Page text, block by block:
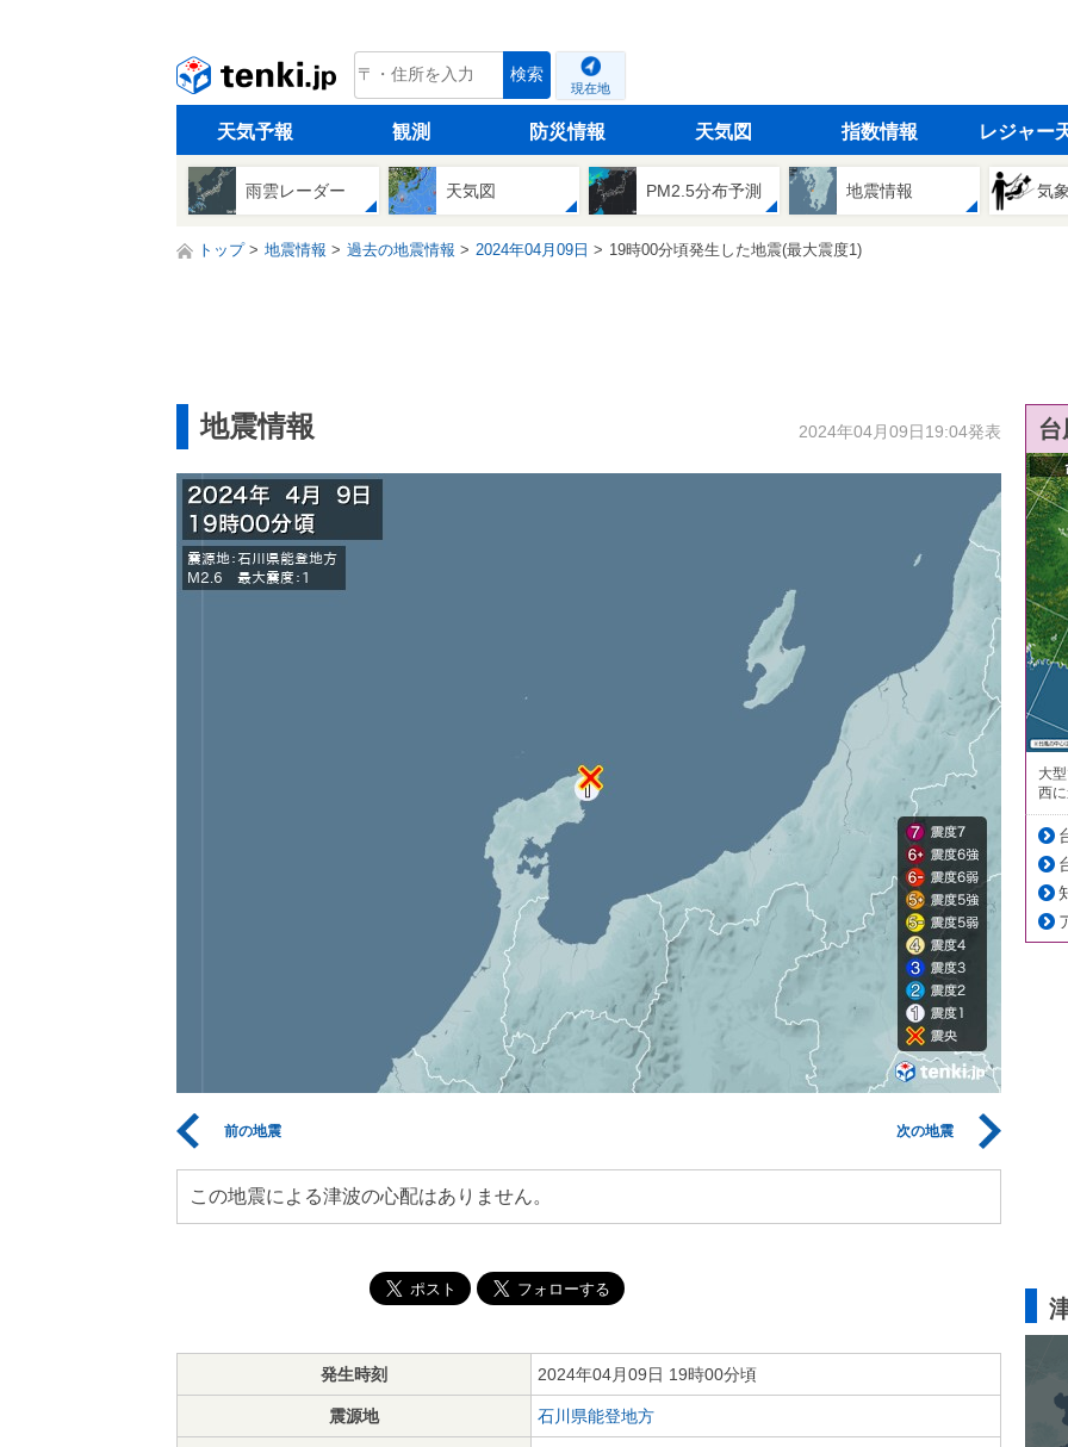
tenki.jp 検索
現在地
天気予報 観測 防災情報 天気図 指数情報 レジャー
雨雲レーダー 天気図 PM2.5分布予測 地震情報 気
トップ 地震情報 過去の地震情報 2024年04月09日 19時00分頃発生した地震(最大震度1)
地震情報 2024年04月09日19:04発表
前の地震 次の地震
この地震による津波の心配はありません。
発生時刻 2024年04月09日 19時00分頃
震源地 石川県能登地方
大
西